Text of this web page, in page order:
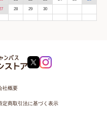
28 29 30
社概要
定商取引法に基づく表示